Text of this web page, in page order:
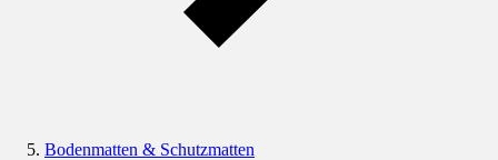
Bodenmatten & Schutzmatten